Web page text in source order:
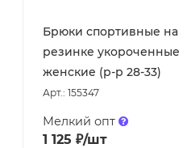
Брюки спортивные на
резинке укороченные
женские (р-р 28-33)
Арт.: 155347
Мелкий опт
1 125 ₽/шт